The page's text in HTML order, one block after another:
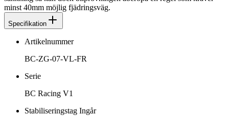
minst 40mm möjlig fjädringsväg.
Specifikation
Artikelnummer
BC-ZG-07-VL-FR
Serie
BC Racing V1
Stabiliseringstag Ingår